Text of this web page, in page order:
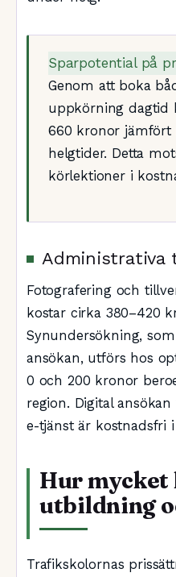
Sparpotential på
Genom att boka
uppkörning dagtid
660 kronor jämfört
helgtider. Detta
körlektioner i
Administrativa
Fotografering och
kostar cirka 380–420
Synundersökning,
ansökan, utförs hos
0 och 200 kronor
region. Digital
e-tjänst är kostnadsfri
Hur mycket
utbildning
Trafikskolornas